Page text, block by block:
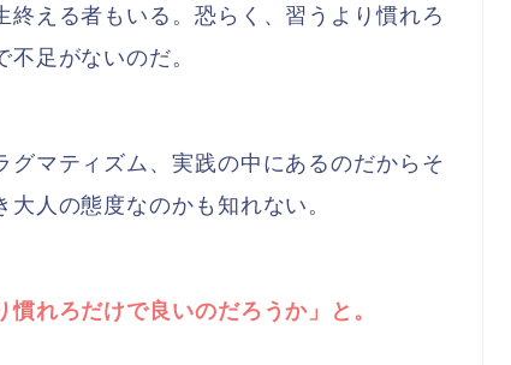
える者もいる。恐らく、習うより慣れろ
足がないのだ。
マティズム、実践の中にあるのだからそ
人の態度なのかも知れない。
慣れろだけで良いのだろうか」と。